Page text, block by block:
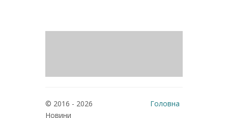
© 2016 - 2026
Новини
Головна